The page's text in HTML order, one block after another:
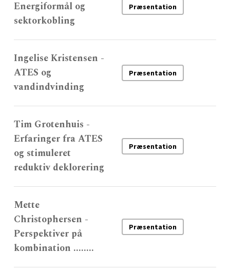
Energiformål og
sektorkobling
Præsentation
Ingelise Kristensen -
ATES og
vandindvinding
Præsentation
Tim Grotenhuis -
Erfaringer fra ATES
og stimuleret
reduktiv deklorering
Præsentation
Mette
Christophersen -
Perspektiver på
kombination ........
Præsentation